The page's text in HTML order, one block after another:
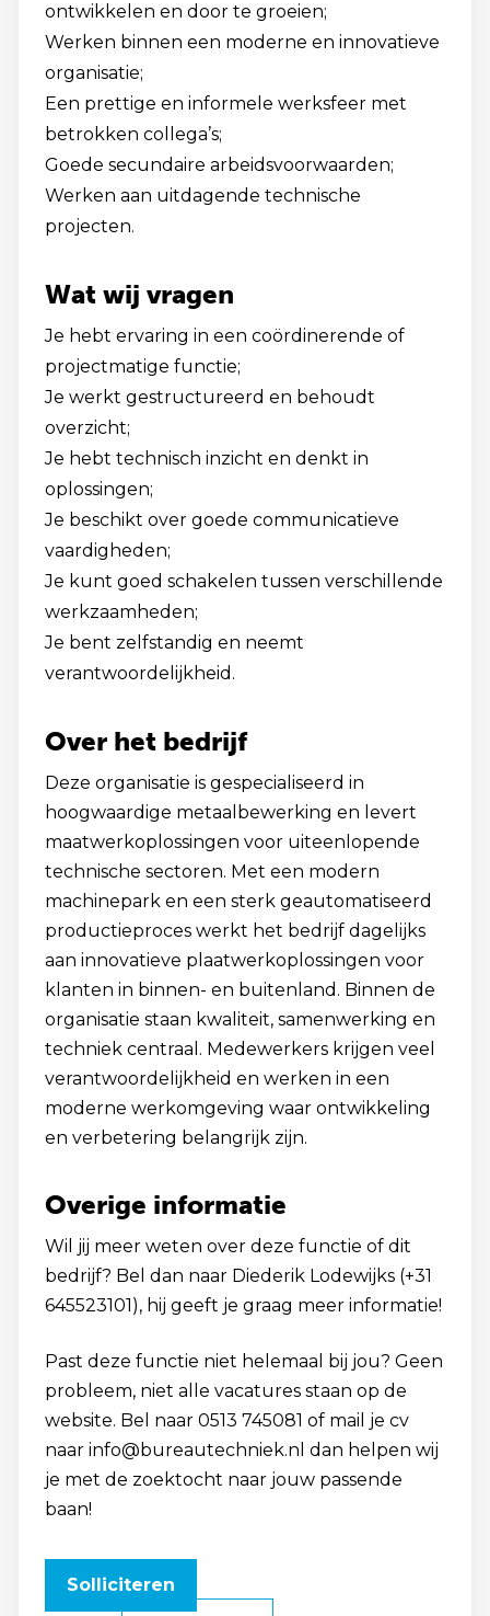
ontwikkelen en door te groeien;
Werken binnen een moderne en innovatieve
organisatie;
Een prettige en informele werksfeer met
betrokken collega’s;
Goede secundaire arbeidsvoorwaarden;
Werken aan uitdagende technische
projecten.
Wat wij vragen
Je hebt ervaring in een coördinerende of
projectmatige functie;
Je werkt gestructureerd en behoudt
overzicht;
Je hebt technisch inzicht en denkt in
oplossingen;
Je beschikt over goede communicatieve
vaardigheden;
Je kunt goed schakelen tussen verschillende
werkzaamheden;
Je bent zelfstandig en neemt
verantwoordelijkheid.
Over het bedrijf
Deze organisatie is gespecialiseerd in
hoogwaardige metaalbewerking en levert
maatwerkoplossingen voor uiteenlopende
technische sectoren. Met een modern
machinepark en een sterk geautomatiseerd
productieproces werkt het bedrijf dagelijks
aan innovatieve plaatwerkoplossingen voor
klanten in binnen- en buitenland. Binnen de
organisatie staan kwaliteit, samenwerking en
techniek centraal. Medewerkers krijgen veel
verantwoordelijkheid en werken in een
moderne werkomgeving waar ontwikkeling
en verbetering belangrijk zijn.
Overige informatie
Wil jij meer weten over deze functie of dit
bedrijf? Bel dan naar Diederik Lodewijks (+31
645523101), hij geeft je graag meer informatie!
Past deze functie niet helemaal bij jou? Geen
probleem, niet alle vacatures staan op de
website. Bel naar 0513 745081 of mail je cv
naar info@bureautechniek.nl dan helpen wij
je met de zoektocht naar jouw passende
baan!
Solliciteren